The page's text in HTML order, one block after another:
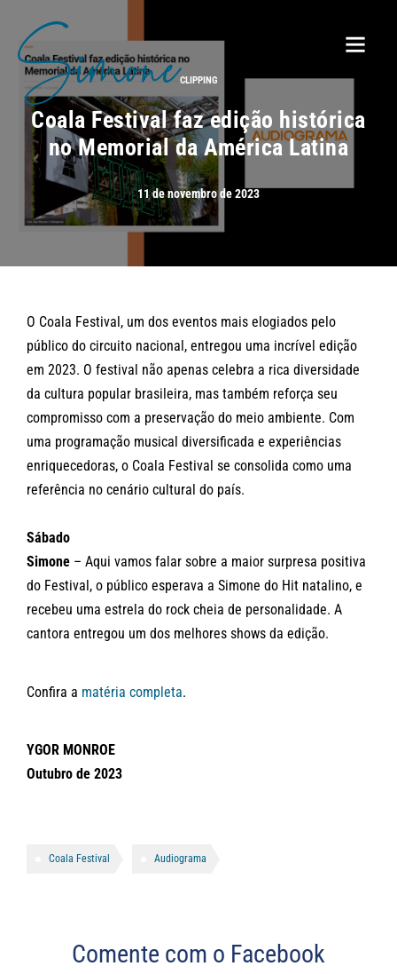
CLIPPING
Coala Festival faz edição histórica
no Memorial da América Latina
11 de novembro de 2023
O Coala Festival, um dos eventos mais elogiados pelo
público do circuito nacional, entregou uma incrível edição
em 2023. O festival não apenas celebra a rica diversidade
da cultura popular brasileira, mas também reforça seu
compromisso com a preservação do meio ambiente. Com
uma programação musical diversificada e experiências
enriquecedoras, o Coala Festival se consolida como uma
referência no cenário cultural do país.
Sábado
Simone – Aqui vamos falar sobre a maior surpresa positiva
do Festival, o público esperava a Simone do Hit natalino, e
recebeu uma estrela do rock cheia de personalidade. A
cantora entregou um dos melhores shows da edição.
Confira a matéria completa.
YGOR MONROE
Outubro de 2023
Coala Festival Audiograma
Comente com o Facebook